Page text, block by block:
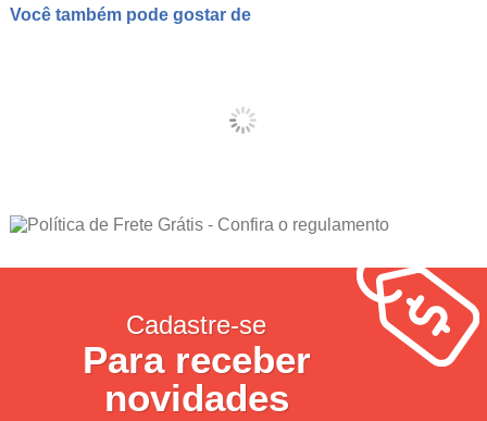
Você também pode gostar de
Cadastre-se
Para receber
novidades